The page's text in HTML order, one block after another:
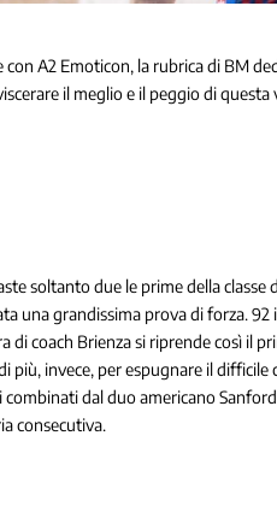
A2 Emoticon, la rubrica di BM
il meglio e il peggio di
soltanto due le prime della
una grandissima prova di forza.
di coach Brienza si riprende così il
più, invece, per espugnare il difficile
dal duo americano
consecutiva.